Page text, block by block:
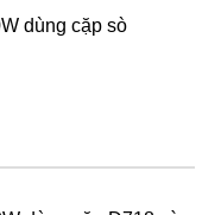
dùng cặp sò